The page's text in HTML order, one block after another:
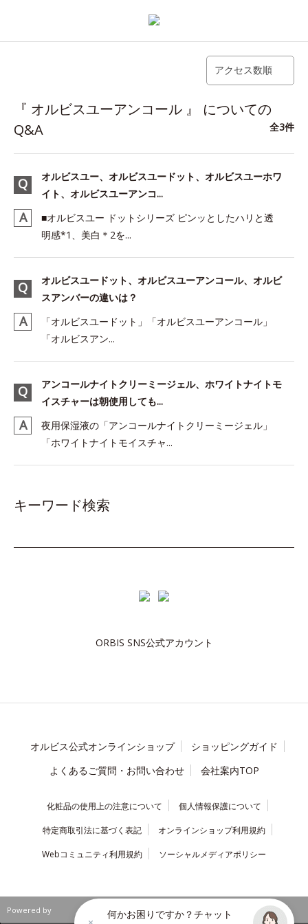
アクセス数順
『 オルビスユーアンコール 』 についての
Q&A
全3件
オルビスユー、オルビスユードット、オルビスユーホワ
イト、オルビスユーアンコ...
■オルビスユー ドットシリーズ ピンッとしたハリと透
明感*1、美白＊2を...
オルビスユードット、オルビスユーアンコール、オルビ
スアンバーの違いは？
「オルビスユードット」「オルビスユーアンコール」
「オルビスアン...
アンコールナイトクリーミージェル、ホワイトナイトモ
イスチャーは朝使用しても...
夜用保湿液の「アンコールナイトクリーミージェル」
「ホワイトナイトモイスチャ...
キーワード検索
ORBIS SNS公式アカウント
オルビス公式オンラインショップ
ショッピングガイド
よくあるご質問・お問い合わせ
会社案内TOP
化粧品の使用上の注意について 個人情報保護について
特定商取引法に基づく表記 オンラインショップ利用規約
Webコミュニティ利用規約 ソーシャルメディアポリシー
Powered by 何かお困りですか？チャット